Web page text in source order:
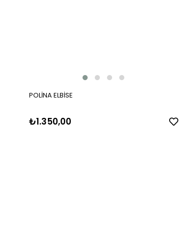
POLİNA ELBİSE
₺1.350,00